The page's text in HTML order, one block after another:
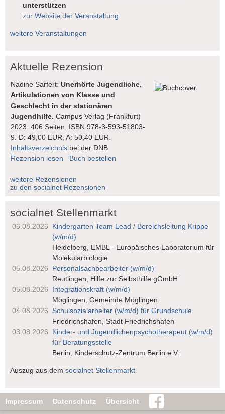
unterstützen
zur Website der Veranstaltung
weitere Veranstaltungen
Aktuelle Rezension
Nadine Sarfert:Unerhörte Jugendliche.
Artikulationen von Klasse und
Geschlecht in der stationären
Jugendhilfe.Campus Verlag (Frankfurt)
2023. 406 Seiten. ISBN 978-3-593-51803-
9. D: 49,00 EUR, A: 50,40 EUR.
Inhaltsverzeichnis bei der DNB
Rezension lesen
Buch bestellen
weitere Rezensionen
zu den socialnet Rezensionen
socialnet Stellenmarkt
06.08.2026
Kindergarten Team Lead / Bereichsleitung Krippe
(w/m/d)
Heidelberg, EMBL - Europäisches Laboratorium für
Molekularbiologie
05.08.2026
Personalsach­bearbeiter (w/m/d)
Reutlingen, Hilfe zur Selbsthilfe gGmbH
05.08.2026
Integrationskraft (w/m/d)
Möglingen, Gemeinde Möglingen
04.08.2026
Schulsozialarbeiter (w/m/d) für Grundschule
Friedrichshafen, Stadt Friedrichshafen
03.08.2026
Kinder- und Jugendlichen­psychotherapeut (w/m/d)
für Beratungsstelle
Berlin, Kinderschutz-Zentrum Berlin e.V.
Auszug aus dem socialnet Stellenmarkt
Impressum Datenschutz Übersicht